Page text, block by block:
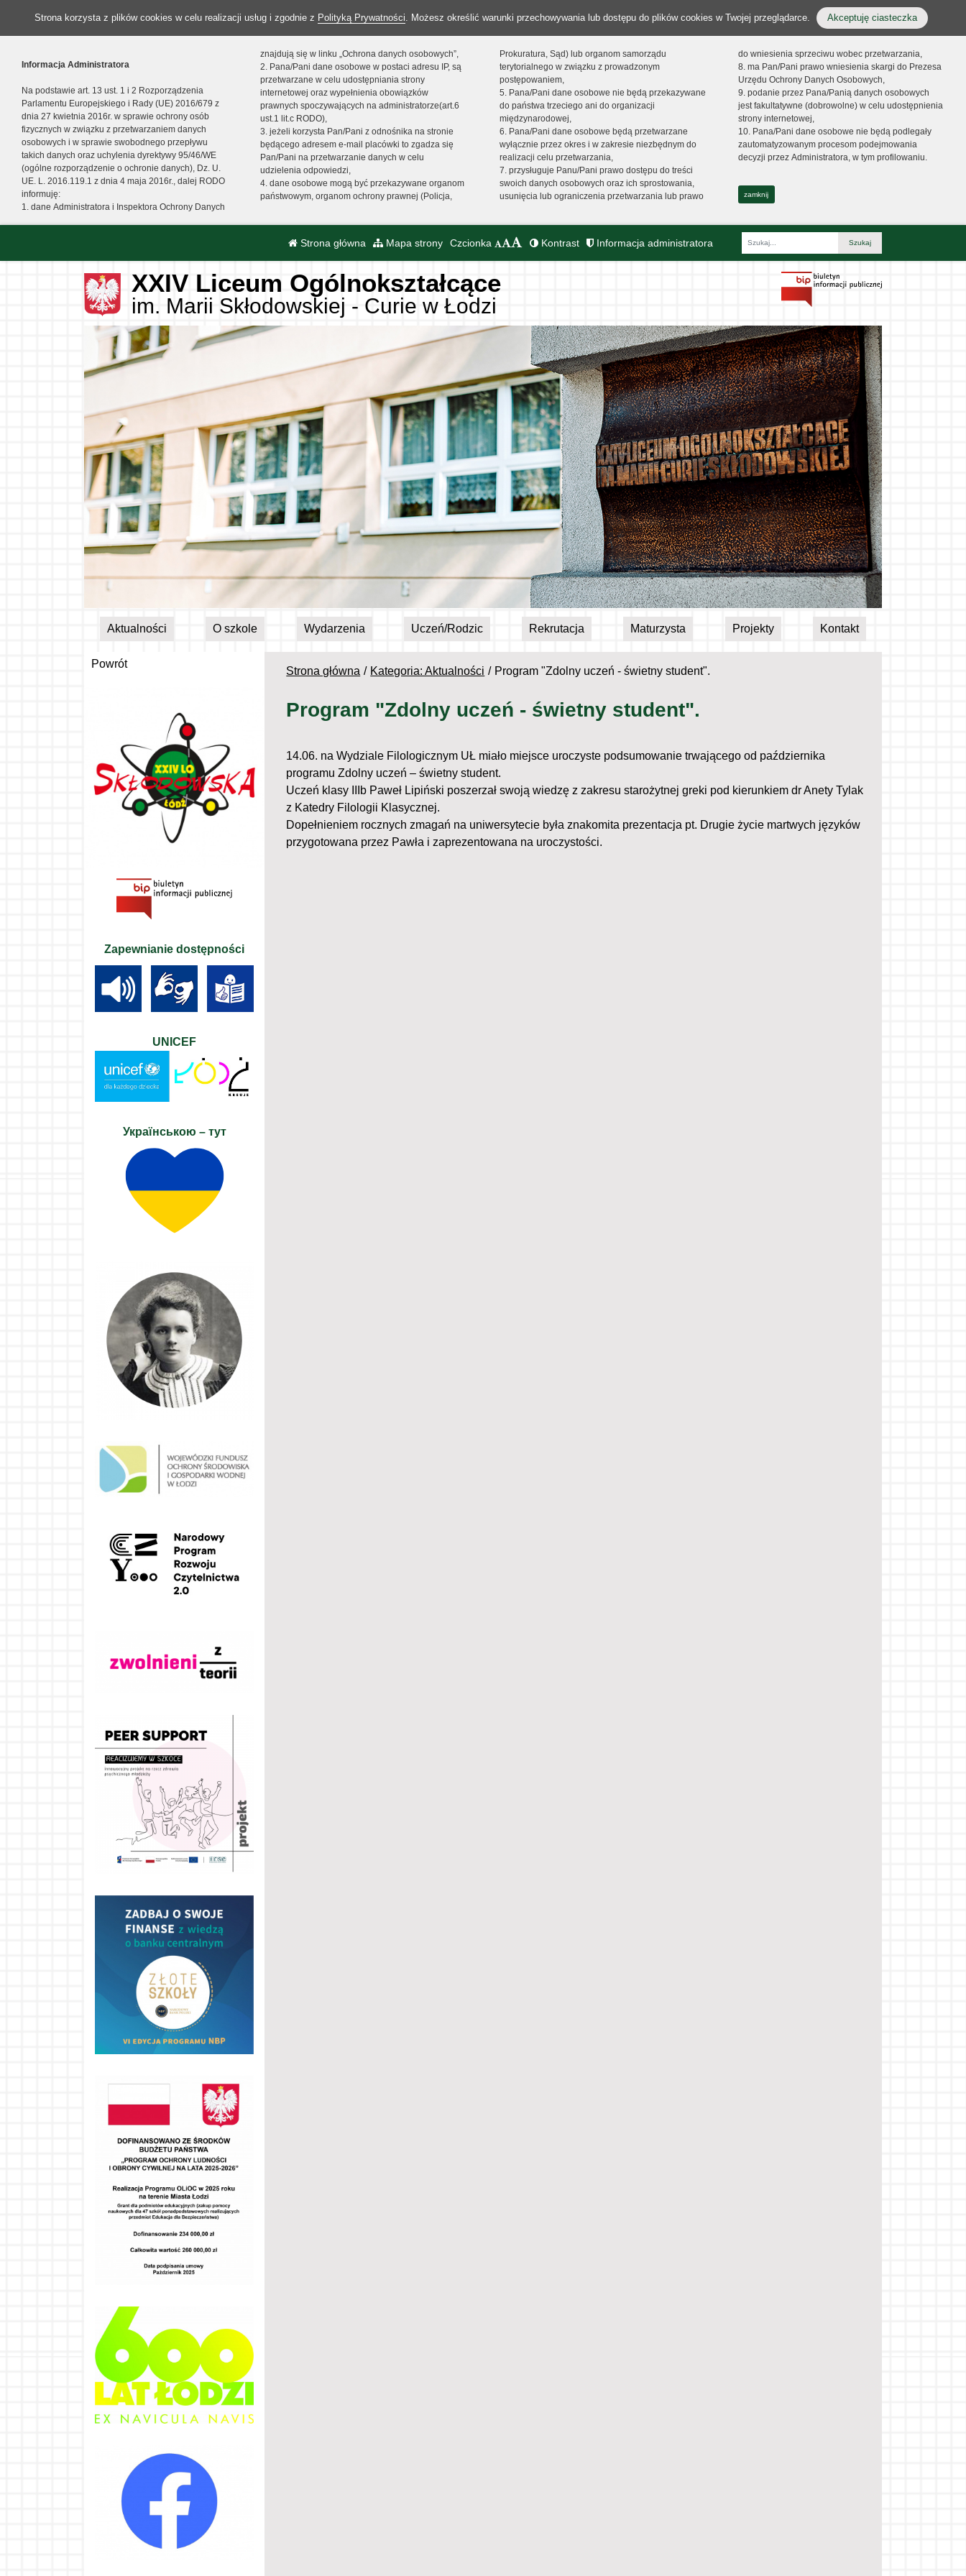
Strona korzysta z plików cookies w celu realizacji usług i zgodnie z Polityką Prywatności. Możesz określić warunki przechowywania lub dostępu do plików cookies w Twojej przeglądarce. Akceptuję ciasteczka
Informacja Administratora
Na podstawie art. 13 ust. 1 i 2 Rozporządzenia
Parlamentu Europejskiego i Rady (UE) 2016/679 z
dnia 27 kwietnia 2016r. w sprawie ochrony osób
fizycznych w związku z przetwarzaniem danych
osobowych i w sprawie swobodnego przepływu
takich danych oraz uchylenia dyrektywy 95/46/WE
(ogólne rozporządzenie o ochronie danych), Dz. U.
UE. L. 2016.119.1 z dnia 4 maja 2016r., dalej RODO
informuję:
1. dane Administratora i Inspektora Ochrony Danych
znajdują się w linku „Ochrona danych osobowych”,
2. Pana/Pani dane osobowe w postaci adresu IP, są
przetwarzane w celu udostępniania strony
internetowej oraz wypełnienia obowiązków
prawnych spoczywających na administratorze(art.6
ust.1 lit.c RODO),
3. jeżeli korzysta Pan/Pani z odnośnika na stronie
będącego adresem e-mail placówki to zgadza się
Pan/Pani na przetwarzanie danych w celu
udzielenia odpowiedzi,
4. dane osobowe mogą być przekazywane organom
państwowym, organom ochrony prawnej (Policja,
Prokuratura, Sąd) lub organom samorządu
terytorialnego w związku z prowadzonym
postępowaniem,
5. Pana/Pani dane osobowe nie będą przekazywane
do państwa trzeciego ani do organizacji
międzynarodowej,
6. Pana/Pani dane osobowe będą przetwarzane
wyłącznie przez okres i w zakresie niezbędnym do
realizacji celu przetwarzania,
7. przysługuje Panu/Pani prawo dostępu do treści
swoich danych osobowych oraz ich sprostowania,
usunięcia lub ograniczenia przetwarzania lub prawo
do wniesienia sprzeciwu wobec przetwarzania,
8. ma Pan/Pani prawo wniesienia skargi do Prezesa
Urzędu Ochrony Danych Osobowych,
9. podanie przez Pana/Panią danych osobowych
jest fakultatywne (dobrowolne) w celu udostępnienia
strony internetowej,
10. Pana/Pani dane osobowe nie będą podlegały
zautomatyzowanym procesom podejmowania
decyzji przez Administratora, w tym profilowaniu.
zamknij
Strona główna Mapa strony Czcionka Kontrast Informacja administratora
Fraza
XXIV Liceum Ogólnokształcące
im. Marii Skłodowskiej - Curie w Łodzi
Aktualności O szkole Wydarzenia Uczeń/Rodzic Rekrutacja Maturzysta Projekty Kontakt
Strona główna Kategoria: Aktualności Program "Zdolny uczeń - świetny student".
Program "Zdolny uczeń - świetny student".
14.06. na Wydziale Filologicznym UŁ miało miejsce uroczyste podsumowanie trwającego od października
programu Zdolny uczeń – świetny student.
Uczeń klasy IIIb Paweł Lipiński poszerzał swoją wiedzę z zakresu starożytnej greki pod kierunkiem dr Anety Tylak
z Katedry Filologii Klasycznej.
Dopełnieniem rocznych zmagań na uniwersytecie była znakomita prezentacja pt. Drugie życie martwych języków
przygotowana przez Pawła i zaprezentowana na uroczystości.
Powrót
Zapewnianie dostępności
UNICEF
Українською – тут